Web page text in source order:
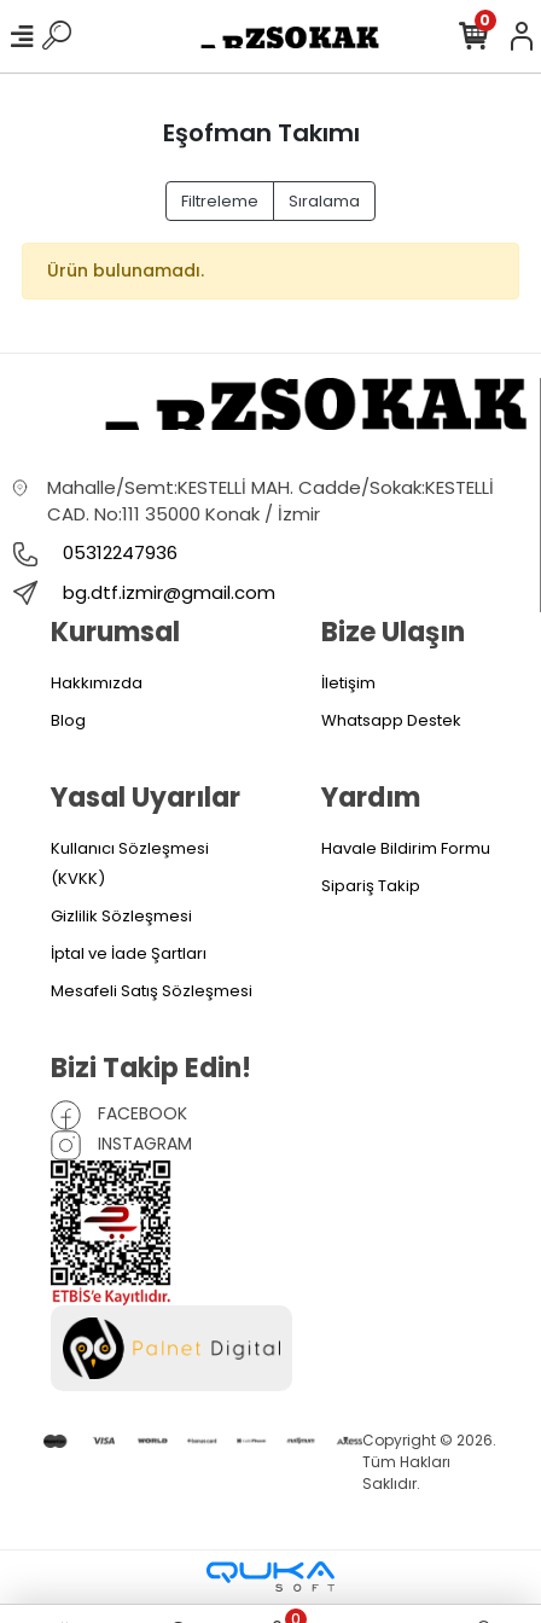
0
Eşofman Takımı
Filtreleme Sıralama
Ürün bulunamadı.
Mahalle/Semt:KESTELLİ MAH. Cadde/Sokak:KESTELLİ
CAD. No:111 35000 Konak / İzmir
05312247936
bg.dtf.izmir@gmail.com
Kurumsal
Hakkımızda
Blog
Yasal Uyarılar
Kullanıcı Sözleşmesi
(KVKK)
Gizlilik Sözleşmesi
İptal ve İade Şartları
Mesafeli Satış Sözleşmesi
Bize Ulaşın
İletişim
Whatsapp Destek
Yardım
Havale Bildirim Formu
Sipariş Takip
Bizi Takip Edin!
FACEBOOK
INSTAGRAM
Copyright © 2026.
Tüm Hakları
Saklıdır.